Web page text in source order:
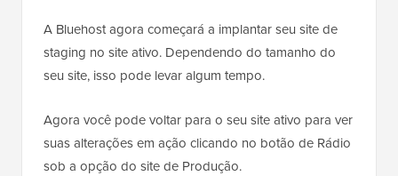
A Bluehost agora começará a implantar seu site de
staging no site ativo. Dependendo do tamanho do
seu site, isso pode levar algum tempo.
Agora você pode voltar para o seu site ativo para ver
suas alterações em ação clicando no botão de Rádio
sob a opção do site de Produção.